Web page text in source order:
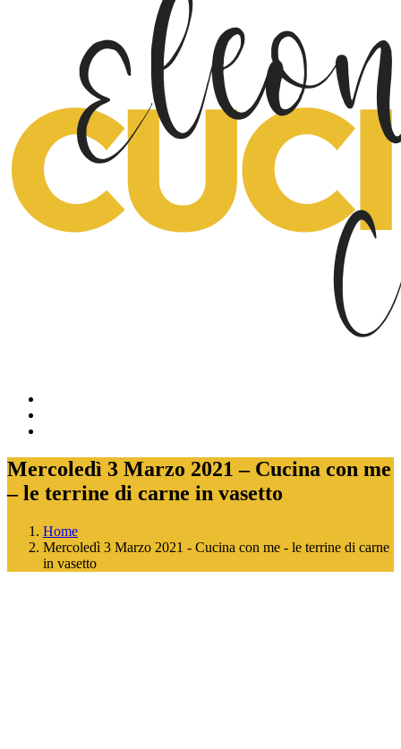
Mercoledì 3 Marzo 2021 – Cucina con me
– le terrine di carne in vasetto
Home
Mercoledì 3 Marzo 2021 - Cucina con me - le terrine di carne
in vasetto